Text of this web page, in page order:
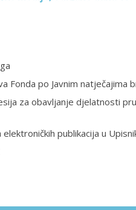
Fonda po Javnim
za obavljanje djelatnosti
publikacija u